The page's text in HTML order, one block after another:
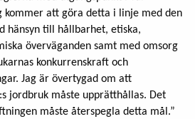
kommer att göra detta i linje med den
hänsyn till hållbarhet, etiska,
överväganden samt med omsorg
konkurrenskraft och
Jag är övertygad om att
jordbruk måste upprätthållas. Det
måste återspegla detta mål.”